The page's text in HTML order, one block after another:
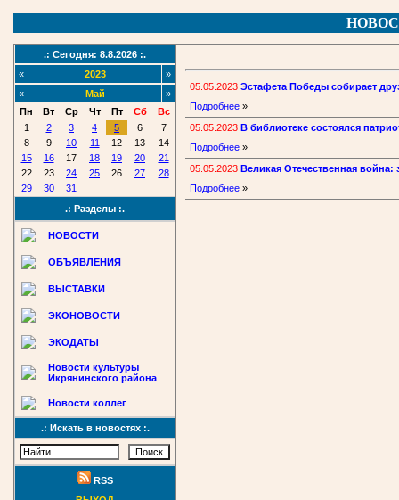
.: Сегодня: 8.8.2026 :.
«
2023
»
«
Май
»
Пн
Вт Ср Чт Пт Сб
Вс
1
2 3 4 5 6
7
8
9 10 11 12 13
14
15
16 17 18 19 20
21
22
23 24 25 26 27
28
29
30
31
.: Разделы :.
НОВОСТИ
ОБЪЯВЛЕНИЯ
ВЫСТАВКИ
ЭКОНОВОСТИ
ЭКОДАТЫ
Новости культуры
Икрянинского района
Новости коллег
.: Искать в новостях :.
RSS
05.05.2023 Эстафета Победы собирает
Подробнее »
05.05.2023 В библиотеке состоялся
Подробнее »
05.05.2023 Великая Отечественная
Подробнее »